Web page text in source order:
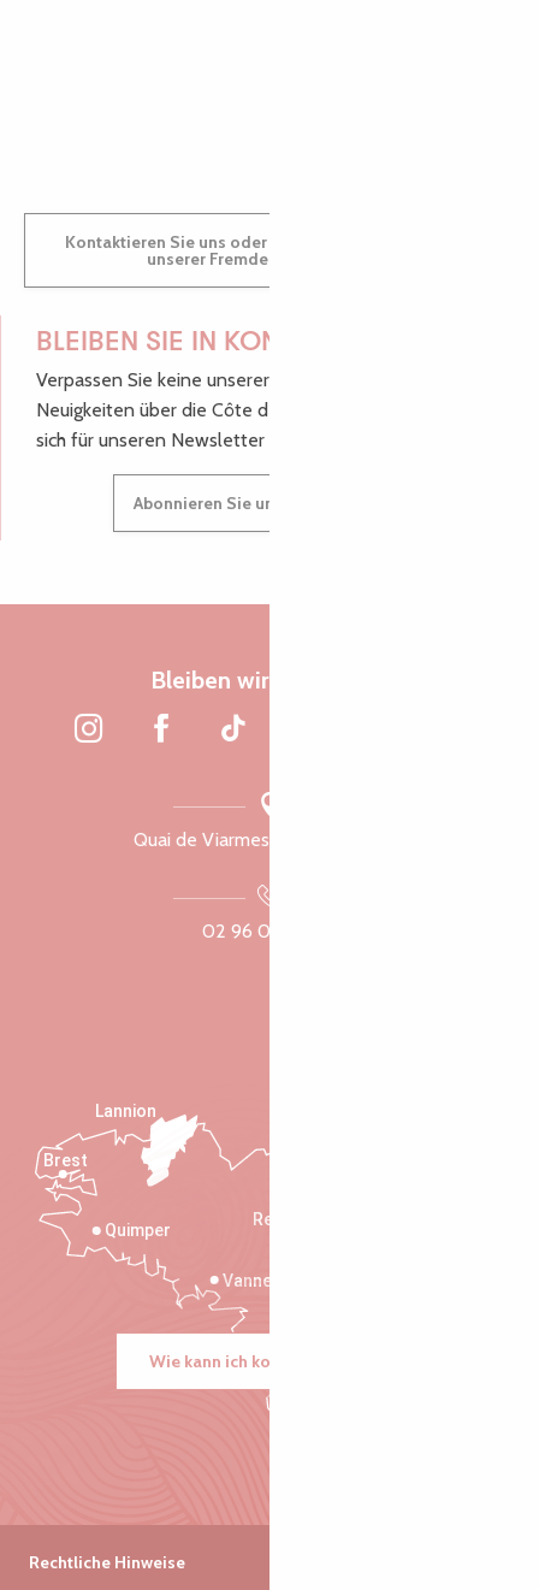
Kontaktieren Sie uns oder besuchen Sie uns in einem
unserer Fremdenverkehrsbüros.
BLEIBEN SIE IN KONTAKT!
Verpassen Sie keine unserer guten Tipps und
Neuigkeiten über die Côte de Granit Rose, melden Sie
sich für unseren Newsletter an.
Abonnieren Sie unseren Newsletter
Bleiben wir verbunden
Quai de Viarmes, 22300 Lannion
02 96 05 60 70
Rennes
Vannes
Quimper
Lannion
Brest
Wie kann ich kommen?
Rechtliche Hinweise